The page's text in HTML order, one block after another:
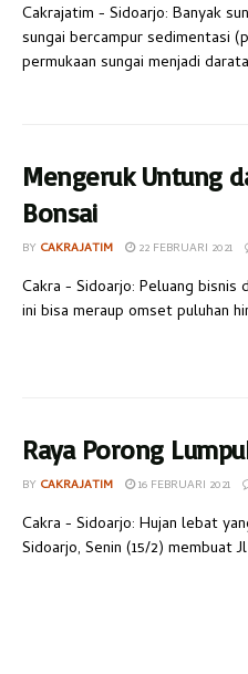
Cakrajatim - Sidoarjo: Banyak
sungai bercampur sedimentasi
permukaan sungai menjadi
Mengeruk Untung
Bonsai
BY CAKRAJATIM 22 FEBRUARI 2021
Cakra - Sidoarjo: Peluang bisnis
ini bisa meraup omset puluhan
Raya Porong
BY CAKRAJATIM 16 FEBRUARI 2021
Cakra - Sidoarjo: Hujan lebat
Sidoarjo, Senin (15/2) membuat